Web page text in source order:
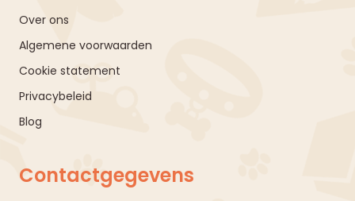
Over ons
Algemene voorwaarden
Cookie statement
Privacybeleid
Blog
Contactgegevens